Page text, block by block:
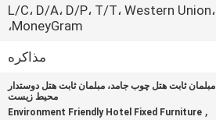
L/C، D/A، D/P، T/T، Western Union،
MoneyGram،
مذاکره
مبلمان ثابت هتل چوب جامد، مبلمان ثابت هتل دوستدار
محیط زیست
,
Environment Friendly Hotel Fixed Furniture